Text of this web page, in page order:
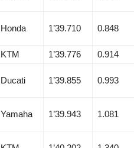
Honda 1’39.710 0.848
KTM 1’39.776 0.914
Ducati 1’39.855 0.993
Yamaha 1’39.943 1.081